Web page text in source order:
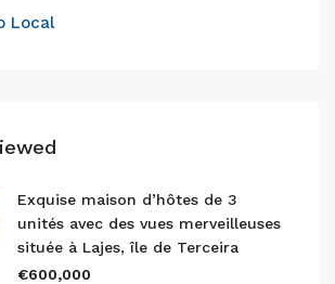
Local
Exquise maison d’hôtes de 3
unités avec des vues merveilleuses
située à Lajes, île de Terceira
€600,000